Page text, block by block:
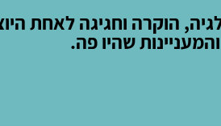
הוקרה וחגיגה לאחת
שהיו פה.